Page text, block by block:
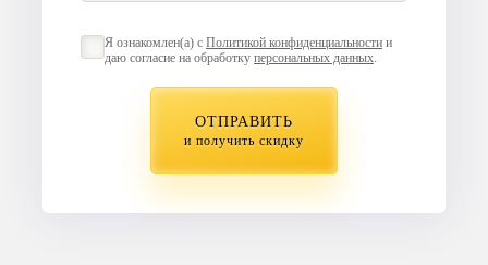
Я ознакомлен(а) с Политикой конфиденциальности и
даю согласие на обработку персональных данных.
ОТПРАВИТЬ
и получить скидку